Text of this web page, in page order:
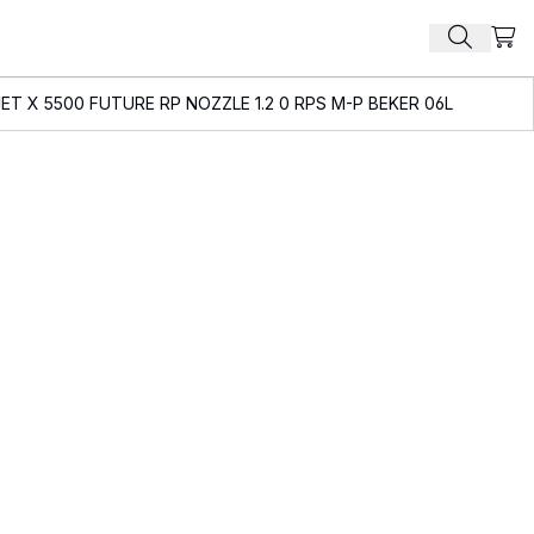
Zoek
X 5500 FUTURE RP NOZZLE 1.2 0 RPS M-P BEKER 06L